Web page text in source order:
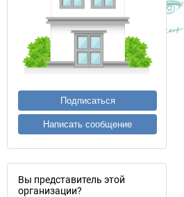
Подписаться
Написать сообщение
Вы представитель этой
организации?